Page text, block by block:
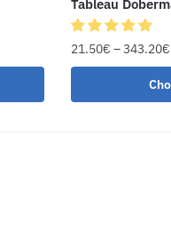
Tableau
21.50€ –343.20€